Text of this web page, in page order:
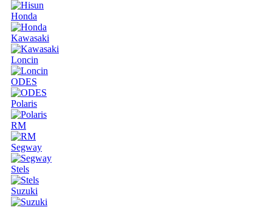
Honda
Kawasaki
Loncin
ODES
Polaris
RM
Segway
Stels
Suzuki